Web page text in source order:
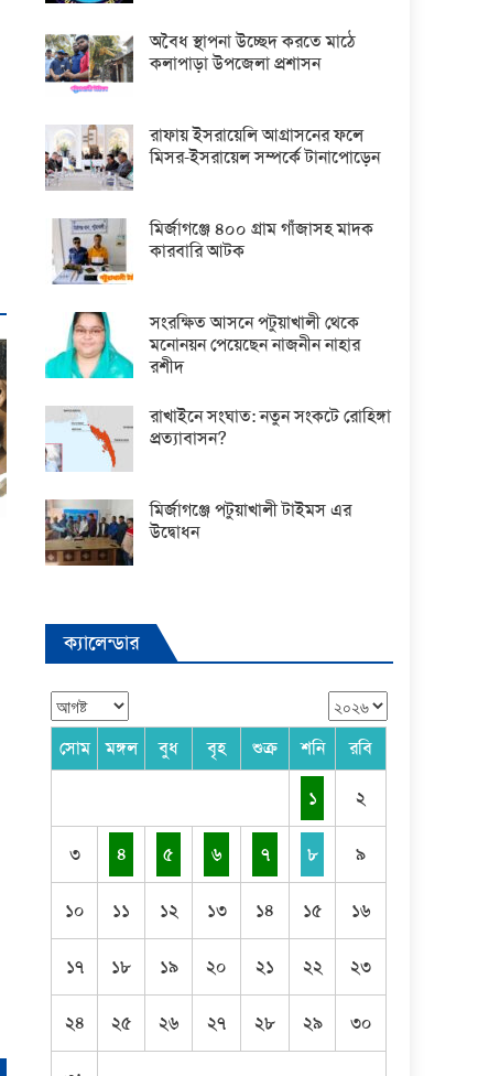
অবৈধ স্থাপনা উচ্ছেদ করতে মাঠে
কলাপাড়া উপজেলা প্রশাসন
রাফায় ইসরায়েলি আগ্রাসনের ফলে
মিসর-ইসরায়েল সম্পর্কে টানাপোড়েন
মির্জাগঞ্জে ৪০০ গ্রাম গাঁজাসহ মাদক
কারবারি আটক
সংরক্ষিত আসনে পটুয়াখালী থেকে
মনোনয়ন পেয়েছেন নাজনীন নাহার
রশীদ
রাখাইনে সংঘাত: নতুন সংকটে রোহিঙ্গা
প্রত্যাবাসন?
মির্জাগঞ্জে পটুয়াখালী টাইমস এর
উদ্বোধন
ক্যালেন্ডার
সোম মঙ্গল বুধ বৃহ শুক্র শনি রবি
১ ২
৩ ৪ ৫ ৬ ৭ ৮ ৯
১০ ১১ ১২ ১৩ ১৪ ১৫ ১৬
১৭ ১৮ ১৯ ২০ ২১ ২২ ২৩
২৪ ২৫ ২৬ ২৭ ২৮ ২৯ ৩০